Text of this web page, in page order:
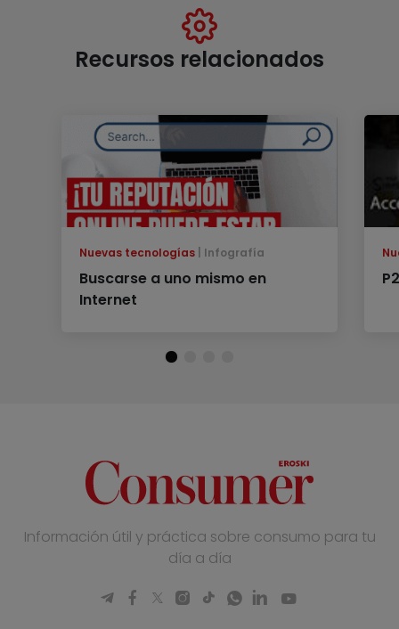
Recursos relacionados
Nuevas tecnologías Infografía
Buscarse a uno mismo en
Internet
Información útil y práctica sobre consumo para tu
día a día